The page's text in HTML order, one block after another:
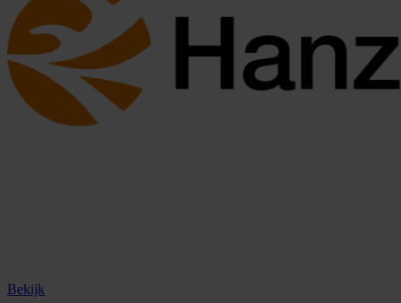
Bekijk